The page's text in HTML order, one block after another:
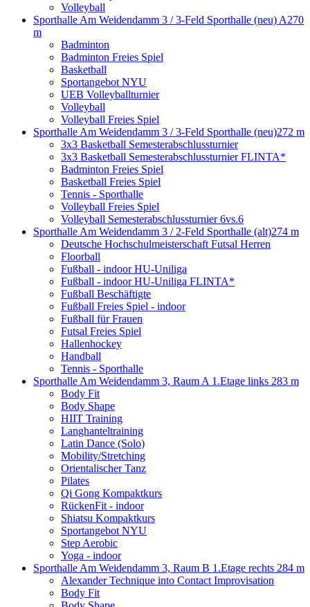
Volleyball
Sporthalle Am Weidendamm 3 / 3-Feld Sporthalle (neu) A270
m
Badminton
Badminton Freies Spiel
Basketball
Sportangebot NYU
UEB Volleyballturnier
Volleyball
Volleyball Freies Spiel
Sporthalle Am Weidendamm 3 / 3-Feld Sporthalle (neu)272 m
3x3 Basketball Semesterabschlussturnier
3x3 Basketball Semesterabschlussturnier FLINTA*
Badminton Freies Spiel
Basketball Freies Spiel
Tennis - Sporthalle
Volleyball Freies Spiel
Volleyball Semesterabschlussturnier 6vs.6
Sporthalle Am Weidendamm 3 / 2-Feld Sporthalle (alt)274 m
Deutsche Hochschulmeisterschaft Futsal Herren
Floorball
Fußball - indoor HU-Uniliga
Fußball - indoor HU-Uniliga FLINTA*
Fußball Beschäftigte
Fußball Freies Spiel - indoor
Fußball für Frauen
Futsal Freies Spiel
Hallenhockey
Handball
Tennis - Sporthalle
Sporthalle Am Weidendamm 3, Raum A 1.Etage links 283 m
Body Fit
Body Shape
HIIT Training
Langhanteltraining
Latin Dance (Solo)
Mobility/Stretching
Orientalischer Tanz
Pilates
Qi Gong Kompaktkurs
RückenFit - indoor
Shiatsu Kompaktkurs
Sportangebot NYU
Step Aerobic
Yoga - indoor
Sporthalle Am Weidendamm 3, Raum B 1.Etage rechts 284 m
Alexander Technique into Contact Improvisation
Body Fit